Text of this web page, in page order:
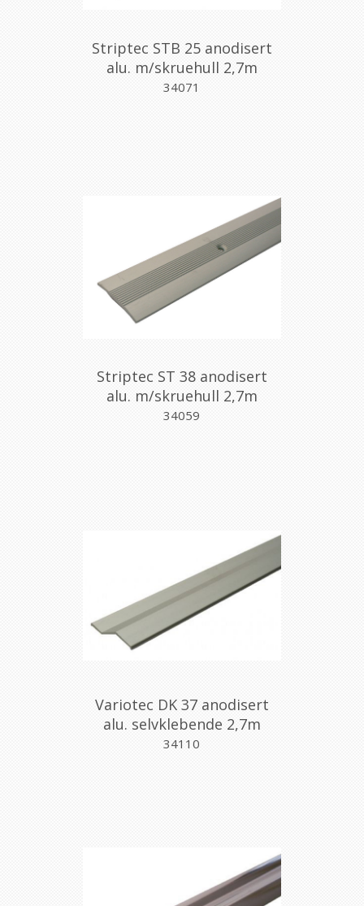
Striptec STB 25 anodisert
alu. m/skruehull 2,7m
34071
Striptec ST 38 anodisert
alu. m/skruehull 2,7m
34059
Variotec DK 37 anodisert
alu. selvklebende 2,7m
34110